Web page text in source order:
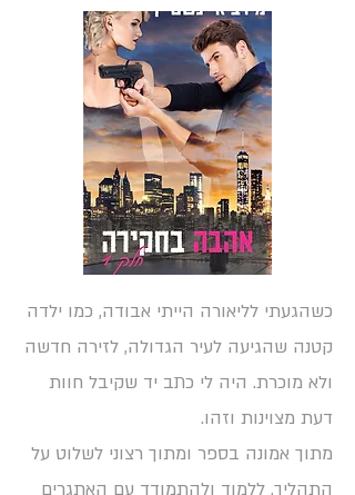
כשהגעתי לליאורה הייתי אבודה, כמו ילדה
קטנה שהגיעה לעיר הגדולה, לזירה חדשה
ולא מוכרת. היה לי כתב יד שקיבל חוות
דעת מצוינות וזהו.
מתוך אמונה בספר ומתוך רצוני לשלוט על
התהליך, ללמוד ולהתמודד עם האתגרים